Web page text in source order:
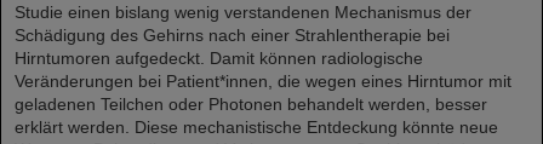
Studie einen bislang wenig verstandenen Mechanismus der
Schädigung des Gehirns nach einer Strahlentherapie bei
Hirntumoren aufgedeckt. Damit können radiologische
Veränderungen bei Patient*innen, die wegen eines Hirntumor mit
geladenen Teilchen oder Photonen behandelt werden, besser
erklärt werden. Diese mechanistische Entdeckung könnte neue